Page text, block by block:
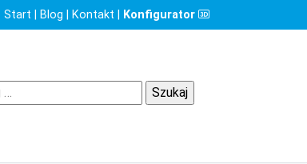
Start Blog Kontakt Konfigurator